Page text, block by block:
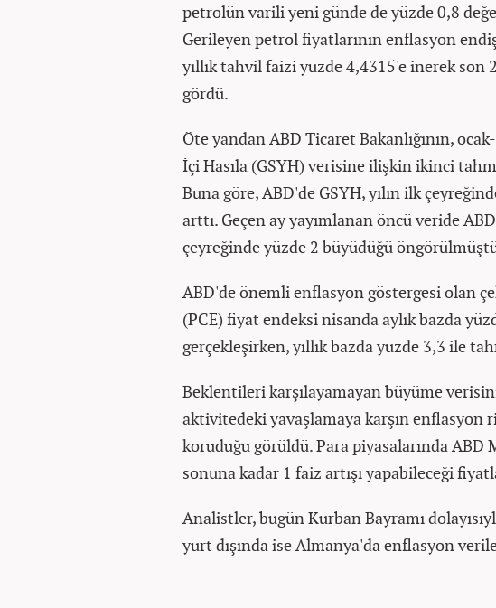
petrolün varili yeni günde de yüzde 0,8
Gerileyen petrol fiyatlarının enflasyon
yıllık tahvil faizi yüzde 4,4315'e inerek son
gördü.
Öte yandan ABD Ticaret Bakanlığının,
İçi Hasıla (GSYH) verisine ilişkin ikinci
Buna göre, ABD'de GSYH, yılın ilk
arttı. Geçen ay yayımlanan öncü veride ABD
çeyreğinde yüzde 2 büyüdüğü
ABD'de önemli enflasyon göstergesi olan
(PCE) fiyat endeksi nisanda aylık bazda
gerçekleşirken, yıllık bazda yüzde 3,3 ile
Beklentileri karşılayamayan büyüme
aktivitedeki yavaşlamaya karşın
koruduğu görüldü. Para piyasalarında ABD
sonuna kadar 1 faiz artışı yapabileceği
Analistler, bugün Kurban Bayramı
yurt dışında ise Almanya'da enflasyon